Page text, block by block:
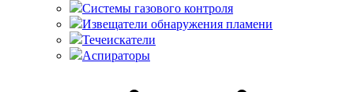
Системы газового контроля
Извещатели обнаружения пламени
Течеискатели
Аспираторы